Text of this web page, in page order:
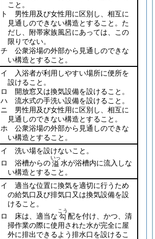
こと。
ト 男性用及び女性用に区別し、相互に
見通しのできない構造とすること。た
だし、附帯家族風呂にあっては、この
限りでない。
チ 公衆浴場の外部から見通しのできな
い構造とすること。
イ 入浴者が利用しやすい場所に便所を
設けること。
ロ 開放窓又は換気設備を設けること。
ハ 流水式の手洗い設備を設けること。
ニ 男性用及び女性用に区別し、相互に
見通しのできない構造とすること。
ホ 公衆浴場の外部から見通しのできな
い構造とすること。
イ 洗い場を設けないこと。
ロ 浴槽からの溢
いっ
水が浴槽内に流入しな
い構造とすること。
イ 適当な位置に換気を適切に行うため
の給気口及び排気口又は換気設備を設
けること。
ロ 床は、適当な 勾
こう
配を付け、かつ、清
掃作業の際に使用された水が完全に屋
外に排出できるよう排水口を設けるこ